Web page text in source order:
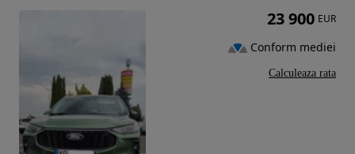
23 900 EUR
Conform mediei
Calculeaza rata